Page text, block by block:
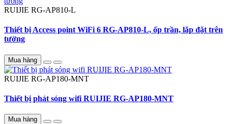
RUIJIE RG-AP810-L
Thiết bị Access point WiFi 6 RG-AP810-L, ốp trần, lắp đặt trên
tường
Mua hàng
RUIJIE RG-AP180-MNT
Thiết bị phát sóng wifi RUIJIE RG-AP180-MNT
Mua hàng